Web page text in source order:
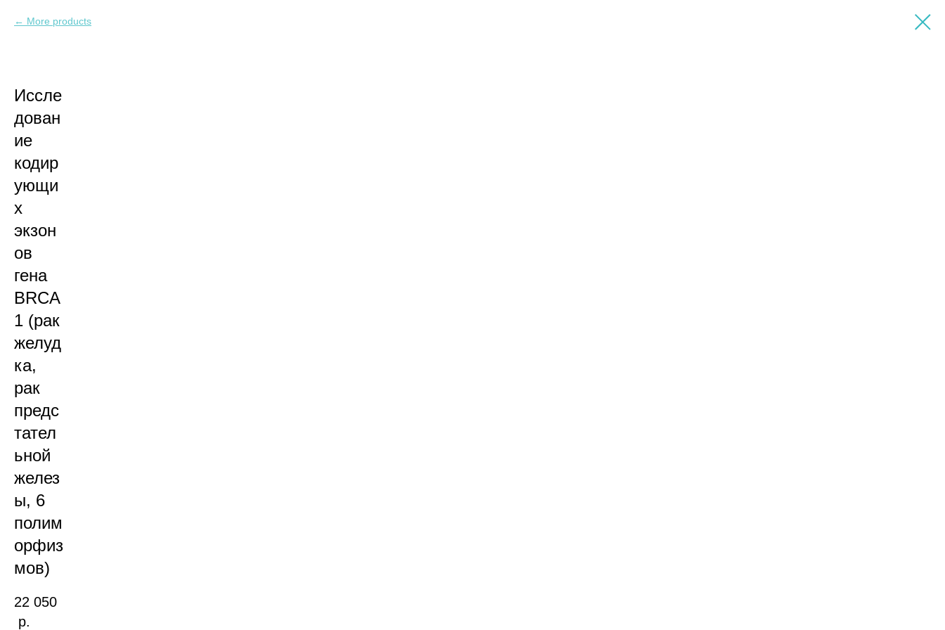
More products
Иссле
дован
ие
кодир
ующи
х
экзон
ов
гена
BRCA
1 (рак
желуд
ка,
рак
предс
тател
ьной
желез
ы, 6
полим
орфиз
мов)
22 050
р.